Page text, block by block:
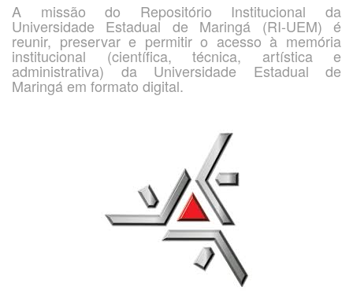
A missão do Repositório Institucional da
Universidade Estadual de Maringá (RI-UEM) é
reunir, preservar e permitir o acesso à memória
institucional (científica, técnica, artística e
administrativa) da Universidade Estadual de
Maringá em formato digital.